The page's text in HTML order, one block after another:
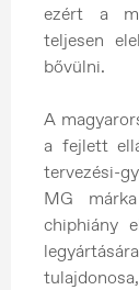
ezért a
teljesen
bővülni.
A
a fejlett
tervezési-
MG
chiphiány